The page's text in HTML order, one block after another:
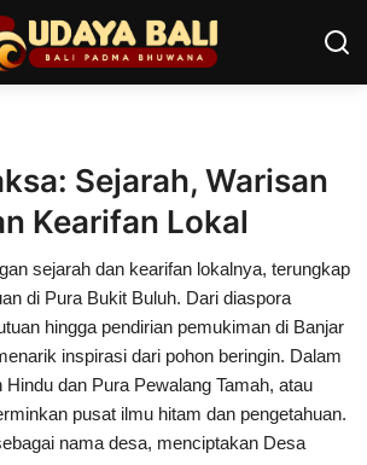
Sejarah, Warisan
Kearifan Lokal
sejarah dan kearifan lokalnya, terungkap
di Pura Bukit Buluh. Dari diaspora
hingga pendirian pemukiman di Banjar
inspirasi dari pohon beringin. Dalam
dan Pura Pewalang Tamah, atau
pusat ilmu hitam dan pengetahuan.
nama desa, menciptakan Desa